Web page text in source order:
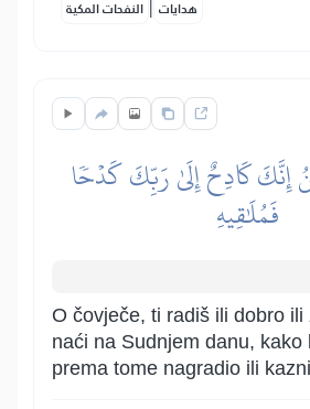
النفحات المكية | هدايات
إِنَّكَ كَادِحٌ إِلَىٰ رَبِّكَ كَدۡحٗا
فَمُلَٰقِيهِ
O čovječe, ti radiš ili dobro ili
naći na Sudnjem danu, kako
prema tome nagradio ili